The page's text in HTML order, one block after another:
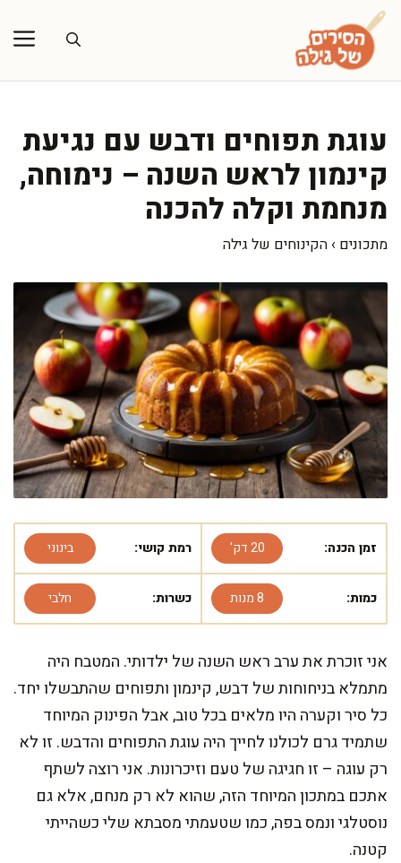
לדלג
לתוכן
עוגת תפוחים ודבש עם נגיעת
קינמון לראש השנה – נימוחה,
מנחמת וקלה להכנה
מתכונים › הקינוחים של גילה
זמן הכנה: 20 דק' רמת קושי: בינוני
כמות: 8 מנות כשרות: חלבי
אני זוכרת את ערב ראש השנה של ילדותי. המטבח היה
מתמלא בניחוחות של דבש, קינמון ותפוחים שהתבשלו יחד.
כל סיר וקערה היו מלאים בכל טוב, אבל הפינוק המיוחד
שתמיד גרם לכולנו לחייך היה עוגת התפוחים והדבש. זו לא
רק עוגה – זו חגיגה של טעם וזיכרונות. אני רוצה לשתף
אתכם במתכון המיוחד הזה, שהוא לא רק מנחם, אלא גם
נוסטלגי ונמס בפה, כמו שטעמתי מסבתא שלי כשהייתי
קטנה.